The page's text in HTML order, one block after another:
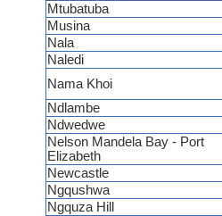
Mtubatuba
Musina
Nala
Naledi
Nama Khoi
Ndlambe
Ndwedwe
Nelson Mandela Bay - Port
Elizabeth
Newcastle
Ngqushwa
Ngquza Hill